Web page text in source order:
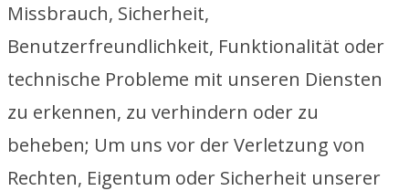
Missbrauch, Sicherheit,
Benutzerfreundlichkeit, Funktionalität oder
technische Probleme mit unseren Diensten
zu erkennen, zu verhindern oder zu
beheben; Um uns vor der Verletzung von
Rechten, Eigentum oder Sicherheit unserer